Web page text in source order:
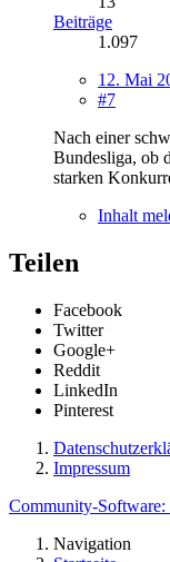
Beiträge
1.097
12. Mai
#7
Nach einer
Bundesliga, ob
starken
Inhalt
Teilen
Facebook
Twitter
Google+
Reddit
LinkedIn
Pinterest
Impressum
Community-Software:
Navigation